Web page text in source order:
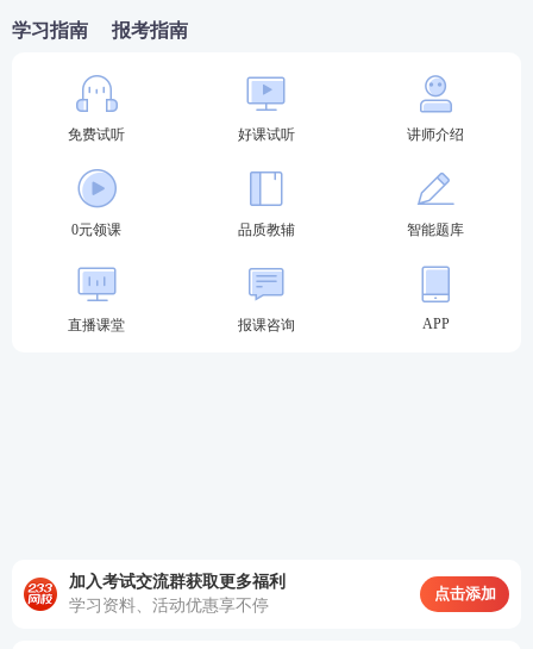
学习指南 报考指南
免费试听 好课试听 讲师介绍
0元领课 品质教辅 智能题库
直播课堂 报课咨询 APP
加入考试交流群获取更多福利
学习资料、活动优惠享不停
点击添加